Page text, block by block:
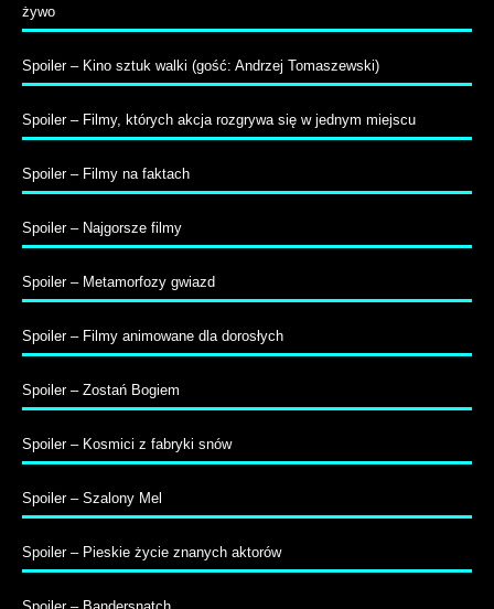
żywo
Spoiler – Kino sztuk walki (gość: Andrzej Tomaszewski)
Spoiler – Filmy, których akcja rozgrywa się w jednym miejscu
Spoiler – Filmy na faktach
Spoiler – Najgorsze filmy
Spoiler – Metamorfozy gwiazd
Spoiler – Filmy animowane dla dorosłych
Spoiler – Zostań Bogiem
Spoiler – Kosmici z fabryki snów
Spoiler – Szalony Mel
Spoiler – Pieskie życie znanych aktorów